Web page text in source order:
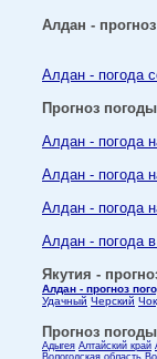
Алдан -
Алдан - погода
Прогноз
Алдан - погода
Алдан - погода
Алдан - погода
Алдан - погода
Якутия -
Алдан - прогноз
Удачный Черский
Прогноз
Адыгея Алтайский край
Вологодская область